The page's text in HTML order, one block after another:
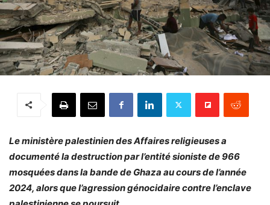
Le ministère palestinien des Affaires religieuses a
documenté la destruction par l’entité sioniste de 966
mosquées dans la bande de Ghaza au cours de l’année
2024, alors que l’agression génocidaire contre l’enclave